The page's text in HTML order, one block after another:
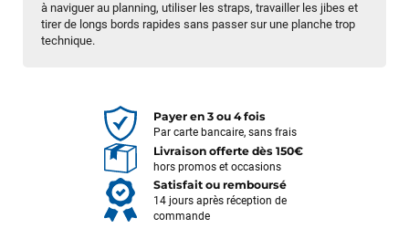
à naviguer au planning, utiliser les straps, travailler les jibes et
tirer de longs bords rapides sans passer sur une planche trop
technique.
Payer en 3 ou 4 fois
Par carte bancaire, sans frais
Livraison offerte dès 150€
hors promos et occasions
Satisfait ou remboursé
14 jours après réception de
commande